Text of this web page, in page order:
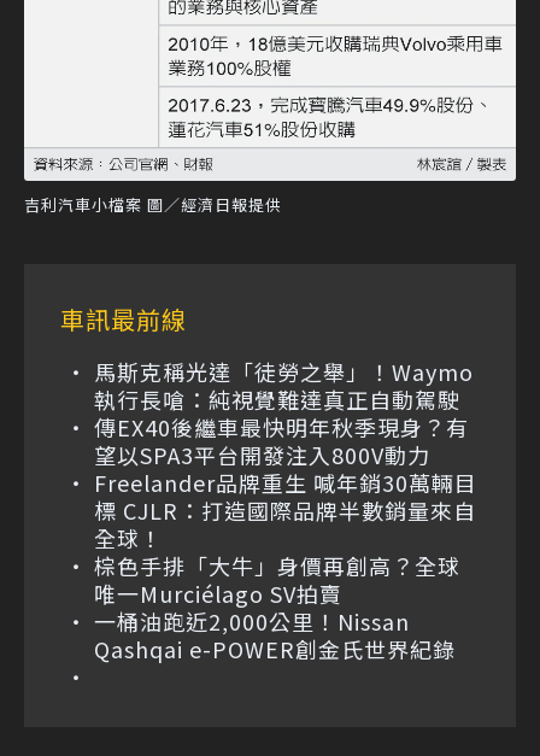
吉利汽車小檔案 圖／經濟日報提供
車訊最前線
馬斯克稱光達「徒勞之舉」！Waymo
執行長嗆：純視覺難達真正自動駕駛
傳EX40後繼車最快明年秋季現身？有
望以SPA3平台開發注入800V動力
Freelander品牌重生 喊年銷30萬輛目
標 CJLR：打造國際品牌半數銷量來自
全球！
棕色手排「大牛」身價再創高？全球
唯一Murciélago SV拍賣
一桶油跑近2,000公里！Nissan
Qashqai e-POWER創金氏世界紀錄